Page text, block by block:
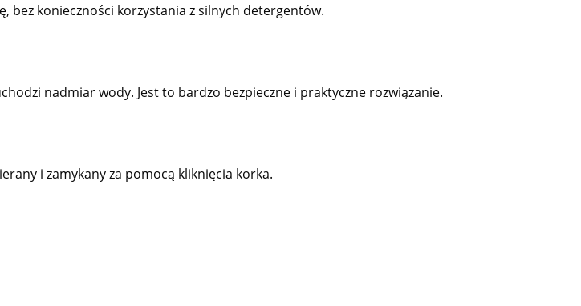
bez konieczności korzystania z silnych detergentów.
nadmiar wody. Jest to bardzo bezpieczne i praktyczne rozwiązanie.
i zamykany za pomocą kliknięcia korka.